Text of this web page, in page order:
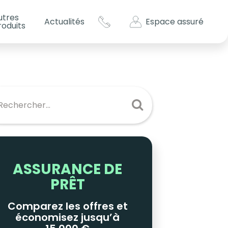
?
Actualités Espace assuré
ASSURANCE DE
PRÊT
Comparez les offres et
économisez jusqu’à